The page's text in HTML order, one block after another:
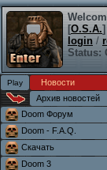
[O.S.A.]
login /
Status:
Новости
Архив новостей
Doom Форум
Doom - F.A.Q.
Скачать
Doom 3